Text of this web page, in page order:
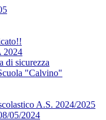
di sicurezza
"Calvino"
A.S. 2024/2025
05/2024